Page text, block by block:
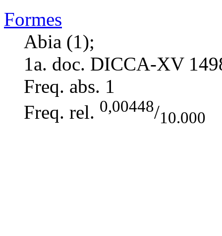
Formes
Abia (1);
1a. doc. DICCA-XV
Freq. abs. 1
Freq. rel. 0,00448/10.000